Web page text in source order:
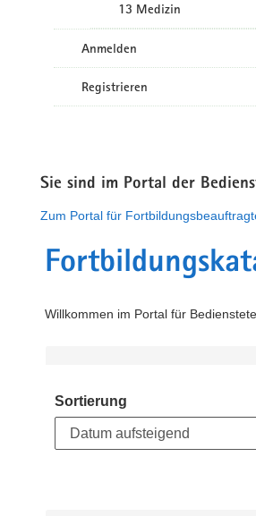
13 Medizin
Anmelden
Registrieren
Sie sind im Portal der
Zum Portal für
Willkommen im Portal für Bedienstete.
Sortierung